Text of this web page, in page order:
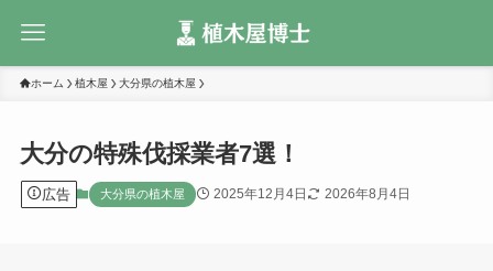
ホーム 植木屋 大分県の植木屋
大分の特殊伐採業者7選！
広告 大分県の植木屋 2025年12月4日 2026年8月4日